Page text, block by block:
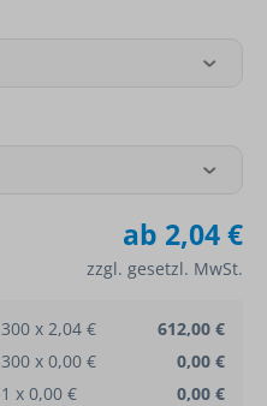
ab 2,04 €
zzgl. gesetzl. MwSt.
300 x 2,04 €
612,00 €
300 x 0,00 €
0,00 €
1 x 0,00 €
0,00 €